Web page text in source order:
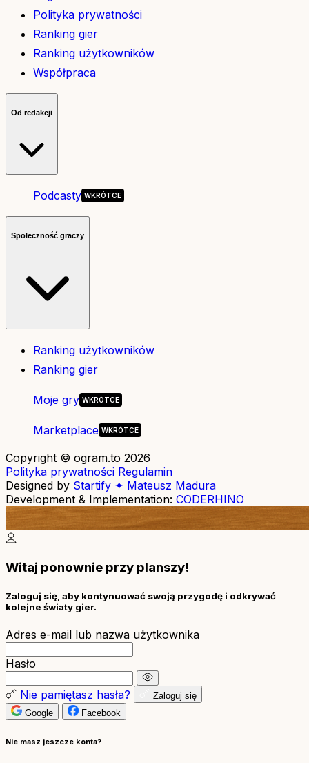
Polityka prywatności
Ranking gier
Ranking użytkowników
Współpraca
Od redakcji
Podcasty
Społeczność graczy
Ranking użytkowników
Ranking gier
Moje gry
Marketplace
Copyright © ogram.to 2026
Polityka prywatności Regulamin
Designed by Startify ✦ Mateusz Madura
Development & Implementation: CODERHINO
Witaj ponownie przy planszy!
Zaloguj się, aby kontynuować swoją przygodę i odkrywać
kolejne światy gier.
Adres e-mail lub nazwa użytkownika
Hasło
Nie pamiętasz hasła?
Zaloguj się
Google
Facebook
Nie masz jeszcze konta?